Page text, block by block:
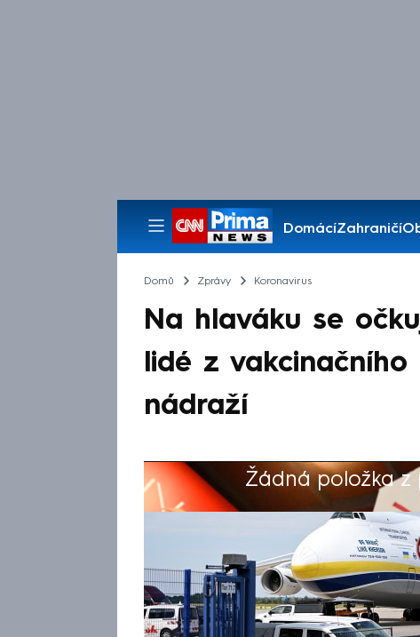
DomácíZahraničí
Pořady
Domů Zprávy Koronavirus
Na hlaváku se
lidé z
nádraží
Žádná položka z
Výběr redakce